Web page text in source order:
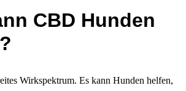
CBD Hunden
Wirkspektrum. Es kann Hunden helfen,